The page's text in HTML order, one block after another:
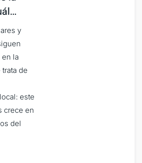
y
la
de
este
crece en
del